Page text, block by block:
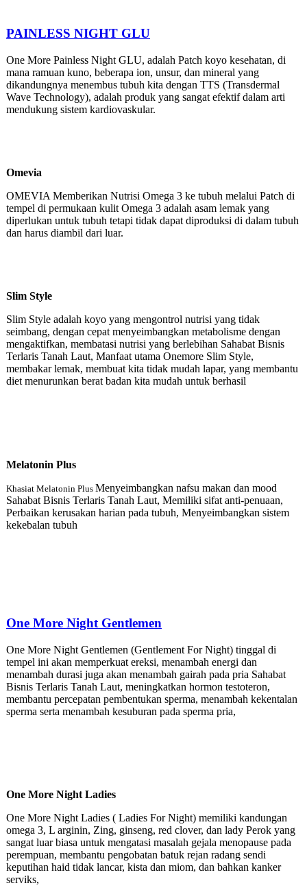
PAINLESS NIGHT GLU
One More Painless Night GLU, adalah Patch koyo kesehatan, di
mana ramuan kuno, beberapa ion, unsur, dan mineral yang
dikandungnya menembus tubuh kita dengan TTS (Transdermal
Wave Technology), adalah produk yang sangat efektif dalam arti
mendukung sistem kardiovaskular.
Omevia
OMEVIA Memberikan Nutrisi Omega 3 ke tubuh melalui Patch di
tempel di permukaan kulit Omega 3 adalah asam lemak yang
diperlukan untuk tubuh tetapi tidak dapat diproduksi di dalam tubuh
dan harus diambil dari luar.
Slim Style
Slim Style adalah koyo yang mengontrol nutrisi yang tidak
seimbang, dengan cepat menyeimbangkan metabolisme dengan
mengaktifkan, membatasi nutrisi yang berlebihan Sahabat Bisnis
Terlaris Tanah Laut, Manfaat utama Onemore Slim Style,
membakar lemak, membuat kita tidak mudah lapar, yang membantu
diet menurunkan berat badan kita mudah untuk berhasil
Melatonin Plus
Khasiat Melatonin Plus Menyeimbangkan nafsu makan dan mood
Sahabat Bisnis Terlaris Tanah Laut, Memiliki sifat anti-penuaan,
Perbaikan kerusakan harian pada tubuh, Menyeimbangkan sistem
kekebalan tubuh
One More Night Gentlemen
One More Night Gentlemen (Gentlement For Night) tinggal di
tempel ini akan memperkuat ereksi, menambah energi dan
menambah durasi juga akan menambah gairah pada pria Sahabat
Bisnis Terlaris Tanah Laut, meningkatkan hormon testoteron,
membantu percepatan pembentukan sperma, menambah kekentalan
sperma serta menambah kesuburan pada sperma pria,
One More Night Ladies
One More Night Ladies ( Ladies For Night) memiliki kandungan
omega 3, L arginin, Zing, ginseng, red clover, dan lady Perok yang
sangat luar biasa untuk mengatasi masalah gejala menopause pada
perempuan, membantu pengobatan batuk rejan radang sendi
keputihan haid tidak lancar, kista dan miom, dan bahkan kanker
serviks,